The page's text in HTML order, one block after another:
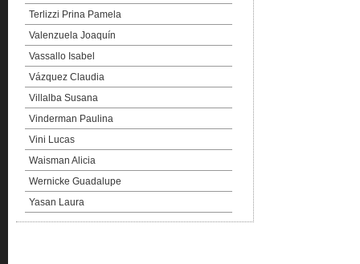
Terlizzi Prina Pamela
Valenzuela Joaquín
Vassallo Isabel
Vázquez Claudia
Villalba Susana
Vinderman Paulina
Vini Lucas
Waisman Alicia
Wernicke Guadalupe
Yasan Laura